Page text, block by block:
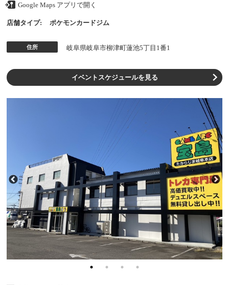
Google Maps アプリで開く
店舗タイプ: ポケモンカードジム
住所 岐阜県岐阜市柳津町蓮池5丁目1番1
イベントスケジュールを見る